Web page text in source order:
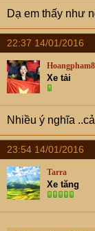
Dạ em thấy như
22:37 14/01/2016
Xe tải
Nhiều ý nghĩa
23:54 14/01/2016
Tarra
Xe tăng